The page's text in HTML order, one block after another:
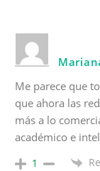
Me parece que
que ahora las
más a lo
académico e
1